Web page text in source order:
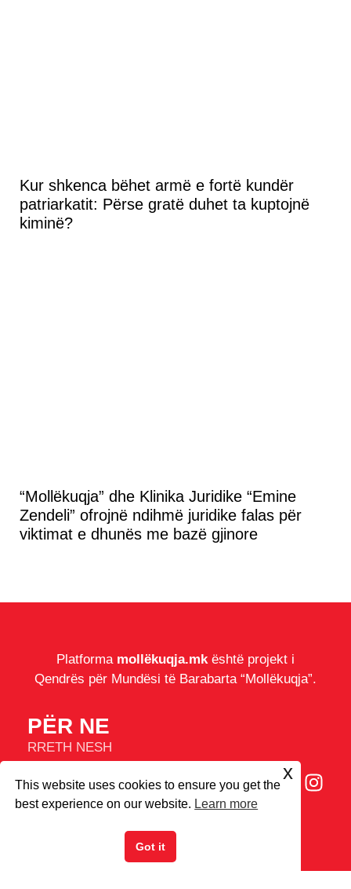
Kur shkenca bëhet armë e fortë kundër
patriarkatit: Përse gratë duhet ta kuptojnë
kiminë?
“Mollëkuqja” dhe Klinika Juridike “Emine
Zendeli” ofrojnë ndihmë juridike falas për
viktimat e dhunës me bazë gjinore
Platforma mollëkuqja.mk është projekt i
Qendrës për Mundësi të Barabarta “Mollëkuqja”.
PËR NE
RRETH NESH
COOKIES
This website uses cookies to ensure you get the
best experience on our website. Learn more
Got it
x